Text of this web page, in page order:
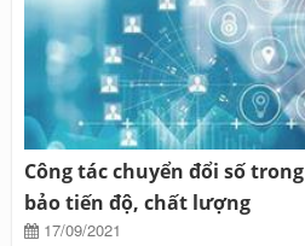
Công tác chuyển đổi số
bảo tiến độ, chất lượng
17/09/2021